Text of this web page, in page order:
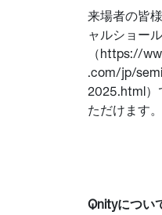
来場者の皆
ャルショー
（https://
.com/jp/
2025.html）
ただけます。
Qnityについ